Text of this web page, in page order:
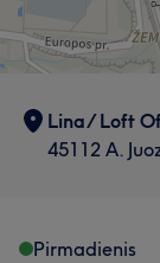
Lina/ Loft
45112 A.
Pirmadienis